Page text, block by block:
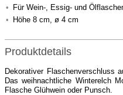
Für Wein-, Essig- und
Höhe 8 cm, ø 4 cm
Produktdetails
Dekorativer Flaschenverschluss
Das weihnachtliche Winterelch
Flasche Glühwein oder Punsch.